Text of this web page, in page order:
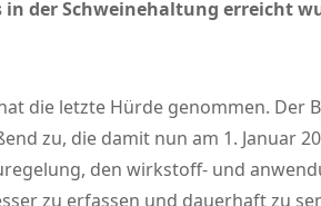
der Schweinehaltung erreicht
die letzte Hürde genommen.
zu, die damit nun am 1. Januar
den wirkstoff- und
zu erfassen und dauerhaft zu